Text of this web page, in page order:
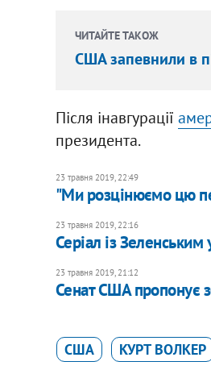
ЧИТАЙТЕ ТАКОЖ
США запевнили в
Після інавгурації
президента.
23 травня 2019, 22:49
"Ми розцінюємо цю
23 травня 2019, 22:16
Серіал із Зеленським
23 травня 2019, 21:12
Сенат США пропонує
США КУРТ ВОЛКЕР